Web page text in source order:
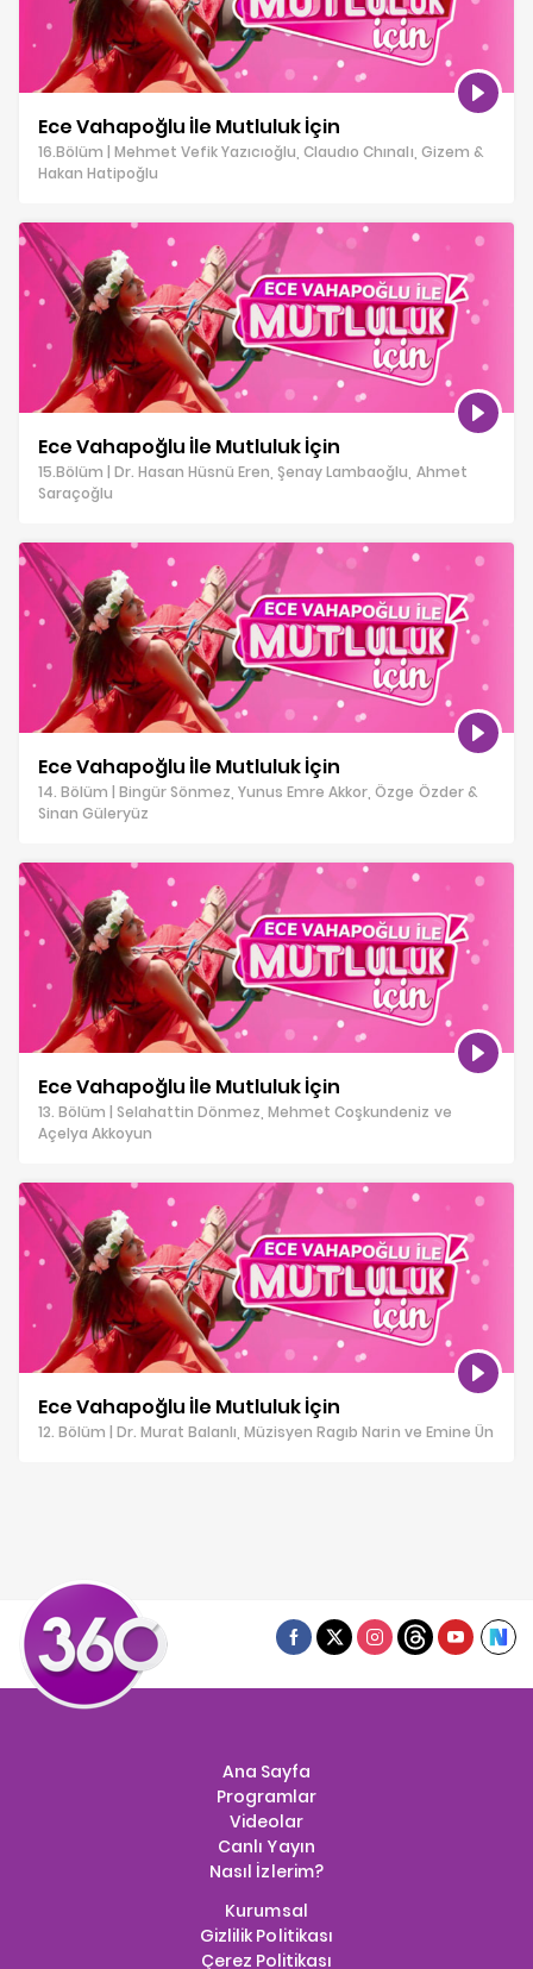
Ece Vahapoğlu İle Mutluluk İçin
16.Bölüm | Mehmet Vefik Yazıcıoğlu, Claudıo Chınalı, Gizem &
Hakan Hatipoğlu
Ece Vahapoğlu İle Mutluluk İçin
15.Bölüm | Dr. Hasan Hüsnü Eren, Şenay Lambaoğlu, Ahmet
Saraçoğlu
Ece Vahapoğlu İle Mutluluk İçin
14. Bölüm | Bingür Sönmez, Yunus Emre Akkor, Özge Özder &
Sinan Güleryüz
Ece Vahapoğlu İle Mutluluk İçin
13. Bölüm | Selahattin Dönmez, Mehmet Coşkundeniz ve
Açelya Akkoyun
Ece Vahapoğlu İle Mutluluk İçin
12. Bölüm | Dr. Murat Balanlı, Müzisyen Ragıb Narin ve Emine Ün
Ana Sayfa
Programlar
Videolar
Canlı Yayın
Nasıl İzlerim?
Kurumsal
Gizlilik Politikası
Çerez Politikası